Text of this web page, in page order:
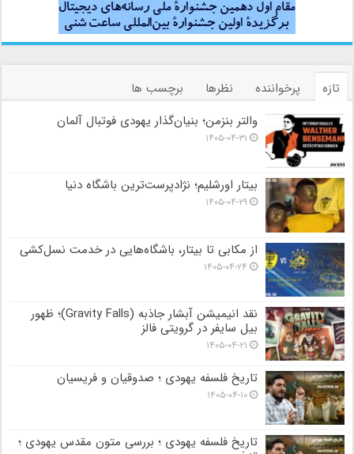
تازه پرخواننده نظرها
برچسب ها
والتر بنزمن؛ بنیان‌گذار یهودی فوتبال آلمان
۱۴۰۵-۰۴-۳۱
بیتار اورشلیم؛ نژادپرست‌ترین باشگاه دنیا
۱۴۰۵-۰۴-۲۹
از مکابی تا بیتار، باشگاه‌هایی در خدمت نسل‌کشی
۱۴۰۵-۰۴-۲۴
نقد انیمیشن آبشار جاذبه (Gravity Falls)؛ ظهور
بیل سایفر در گرویتی فالز
۱۴۰۵-۰۴-۲۱
تاریخ فلسفه یهودی ؛ صدوقیان و فریسیان
۱۴۰۵-۰۴-۱۰
تاریخ فلسفه یهودی ؛ بررسی متون مقدس یهودی ؛